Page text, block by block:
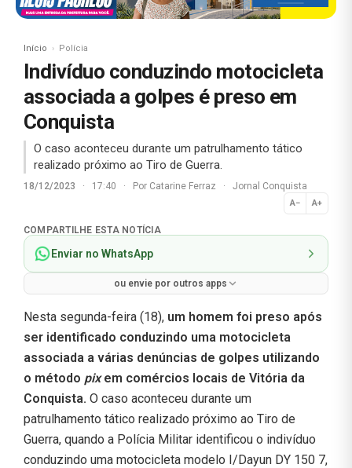
Início Polícia
Indivíduo conduzindo motocicleta
associada a golpes é preso em
Conquista
O caso aconteceu durante um patrulhamento tático
realizado próximo ao Tiro de Guerra.
18/12/2023 · 17:40 · Por Catarine Ferraz · Jornal Conquista
A− A+
Normal
COMPARTILHE ESTA NOTÍCIA
Enviar no WhatsApp
ou envie por outros apps
Nesta segunda-feira (18), um homem foi preso após
ser identificado conduzindo uma motocicleta
associada a várias denúncias de golpes utilizando
o método pixem comércios locais de Vitória da
Conquista. O caso aconteceu durante um
patrulhamento tático realizado próximo ao Tiro de
Guerra, quando a Polícia Militar identificou o indivíduo
conduzindo uma motocicleta modelo I/Dayun DY 150 7,